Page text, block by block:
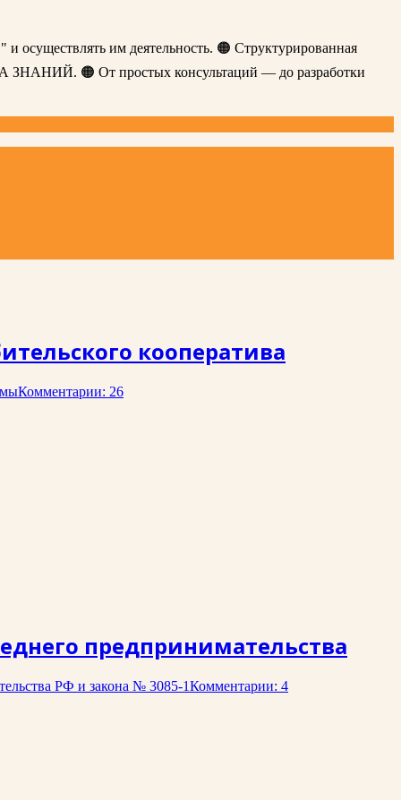
осуществлять им деятельность. 🟠 Структурированная
ЗНАНИЙ. 🟠 От простых консультаций — до разработки
кооператива
Комментарии: 26
предпринимательства
РФ и закона № 3085-1Комментарии: 4